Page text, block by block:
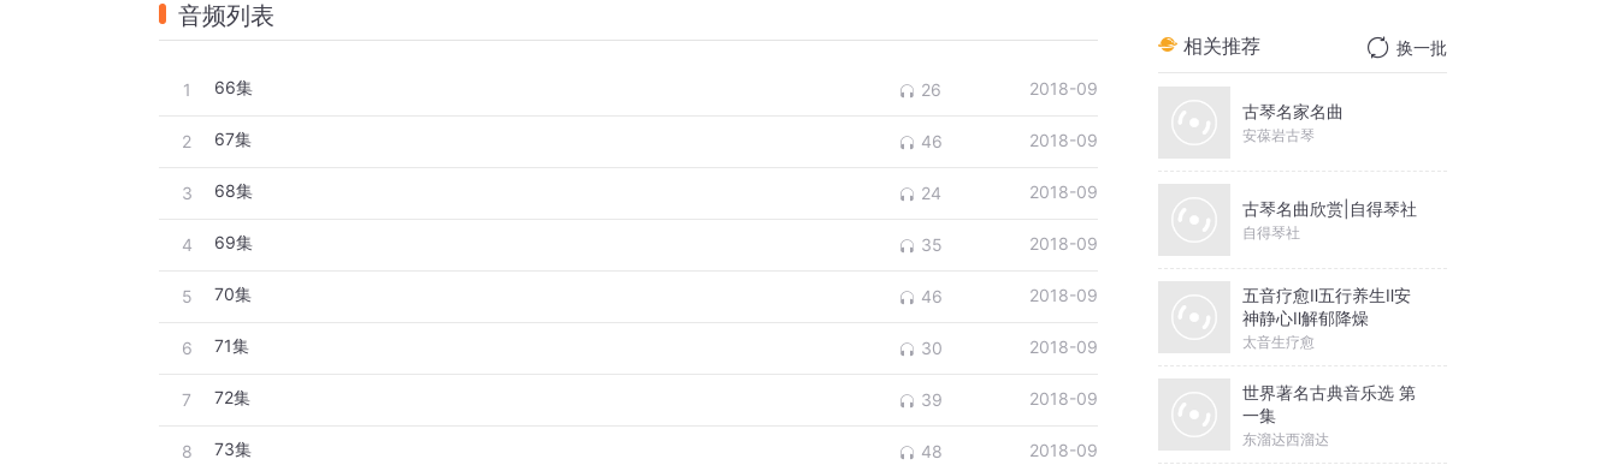
音频列表
1 66集 26 2018-09
2 67集 46 2018-09
3 68集 24 2018-09
4 69集 35 2018-09
5 70集 46 2018-09
6 71集 30 2018-09
7 72集 39 2018-09
8 73集 48 2018-09
相关推荐 换一批
古琴名家名曲
安葆岩古琴
古琴名曲欣赏|自得琴社
自得琴社
五音疗愈Ⅱ五行养生Ⅱ安
神静心Ⅱ解郁降燥
太音生疗愈
世界著名古典音乐选 第
一集
东溜达西溜达